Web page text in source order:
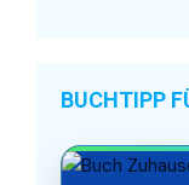
BUCHTIPP